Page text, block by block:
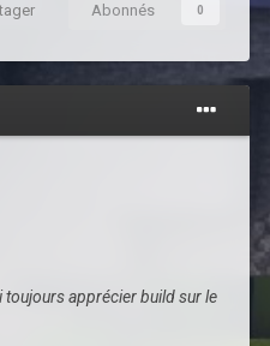
Abonnés 0
apprécier build sur le